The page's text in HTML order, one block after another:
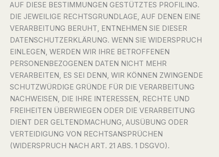
AUF DIESE BESTIMMUNGEN GESTÜTZTES PROFILING.
DIE JEWEILIGE RECHTSGRUNDLAGE, AUF DENEN EINE
VERARBEITUNG BERUHT, ENTNEHMEN SIE DIESER
DATENSCHUTZERKLÄRUNG. WENN SIE WIDERSPRUCH
EINLEGEN, WERDEN WIR IHRE BETROFFENEN
PERSONENBEZOGENEN DATEN NICHT MEHR
VERARBEITEN, ES SEI DENN, WIR KÖNNEN ZWINGENDE
SCHUTZWÜRDIGE GRÜNDE FÜR DIE VERARBEITUNG
NACHWEISEN, DIE IHRE INTERESSEN, RECHTE UND
FREIHEITEN ÜBERWIEGEN ODER DIE VERARBEITUNG
DIENT DER GELTENDMACHUNG, AUSÜBUNG ODER
VERTEIDIGUNG VON RECHTSANSPRÜCHEN
(WIDERSPRUCH NACH ART. 21 ABS. 1 DSGVO).